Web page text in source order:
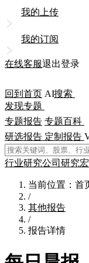
我的上传
我的订阅
在线客服退出登录
回到首页 AI搜索
发现专题
专题报告 专题百科
研选报告 定制报告
行业研究公司研究
当前位置：首
/
其他报告
/
报告详情